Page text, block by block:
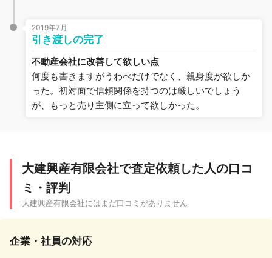
2019年7月
引き渡しの完了
不動産会社に改善して欲しい点
何度も書きますがうわべだけでなく、親身度が欲しか
った。初対面で信頼関係を持つのは厳しいでしょう
が、もっと売り主側に立って欲しかった。
大建興産有限会社で査定依頼した人の口コ
ミ・評判
大建興産有限会社にはまだ口コミがありません
企業・社員の対応